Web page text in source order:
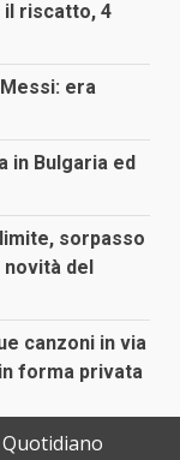
il riscatto, 4
era
in Bulgaria ed
sorpasso
novità del
canzoni in via
forma privata